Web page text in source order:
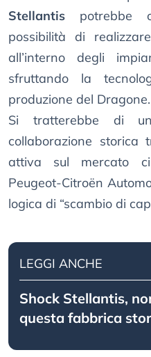
Stellantis potrebbe
possibilità di
all’interno degli
sfruttando la
produzione del Dragone.
Si tratterebbe di
collaborazione
attiva sul mercato
Peugeot-Citroën
logica di “scambio di
LEGGI ANCHE
Shock Stellantis,
questa fabbrica